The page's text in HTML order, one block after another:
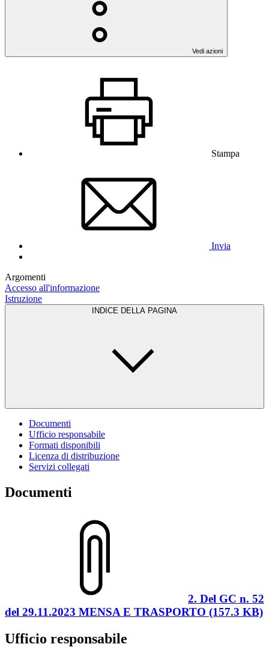
Vedi azioni
Stampa
Invia
Argomenti
Accesso all'informazione
Istruzione
INDICE DELLA PAGINA
Documenti
Ufficio responsabile
Formati disponibili
Licenza di distribuzione
Servizi collegati
Documenti
2. Del GC n. 52
del 29.11.2023 MENSA E TRASPORTO (157.3 KB)
Ufficio responsabile